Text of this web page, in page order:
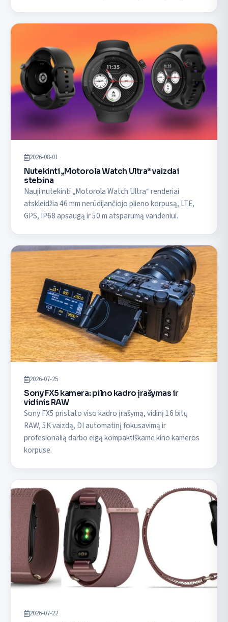
2026-08-01
Nutekinti „Motorola Watch Ultra“ vaizdai
stebina
Nauji nutekinti „Motorola Watch Ultra“ renderiai
atskleidžia 46 mm nerūdijančiojo plieno korpusą, LTE,
GPS, IP68 apsaugą ir 50 m atsparumą vandeniui.
2026-07-25
Sony FX5 kamera: pilno kadro įrašymas ir
vidinis RAW
Sony FX5 pristato viso kadro įrašymą, vidinį 16 bitų
RAW, 5K vaizdą, DI automatinį fokusavimą ir
profesionalią darbo eigą kompaktiškame kino kameros
korpuse.
2026-07-22